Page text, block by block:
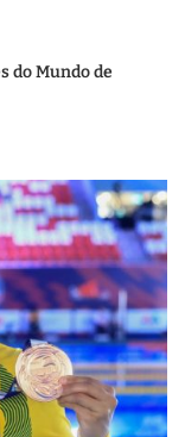
do Mundo de